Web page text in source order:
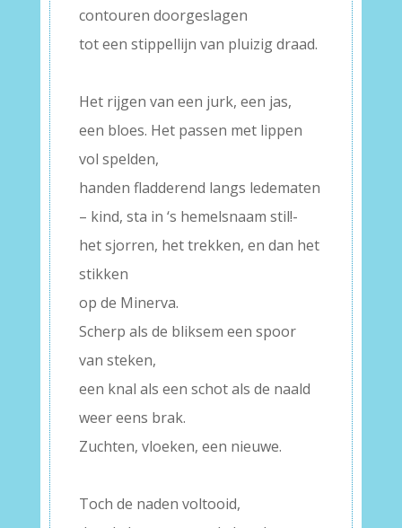
contouren doorgeslagen
tot een stippellijn van pluizig draad.
Het rijgen van een jurk, een jas,
een bloes. Het passen met lippen
vol spelden,
handen fladderend langs ledematen
– kind, sta in ‘s hemelsnaam stil!-
het sjorren, het trekken, en dan het
stikken
op de Minerva.
Scherp als de bliksem een spoor
van steken,
een knal als een schot als de naald
weer eens brak.
Zuchten, vloeken, een nieuwe.
Toch de naden voltooid,